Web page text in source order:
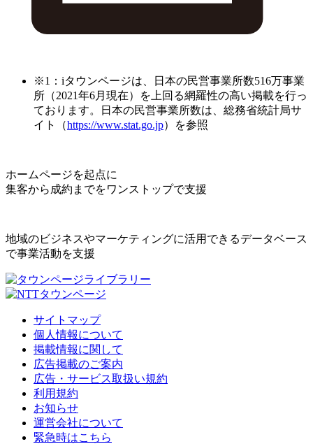
※1：iタウンページは、日本の民営事業所数516万事業
所（2021年6月現在）を上回る網羅性の高い掲載を行っ
ております。日本の民営事業所数は、総務省統計局サ
イト（https://www.stat.go.jp）を参照
ホームページを起点に
集客から成約までをワンストップで支援
地域のビジネスやマーケティングに活用できるデータベース
で事業活動を支援
サイトマップ
個人情報について
掲載情報に関して
広告掲載のご案内
広告・サービス取扱い規約
利用規約
お知らせ
運営会社について
緊急時はこちら